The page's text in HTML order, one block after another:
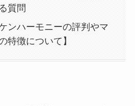
質問
ンハーモニーの評判やマ
特徴について】